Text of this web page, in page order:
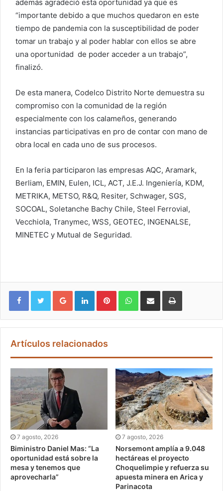
además agradeció esta oportunidad ya que es
“importante debido a que muchos quedaron en este
tiempo de pandemia con la susceptibilidad de poder
tomar un trabajo y al poder hablar con ellos se abre
una oportunidad de poder acceder a un trabajo”,
finalizó.
De esta manera, Codelco Distrito Norte demuestra su
compromiso con la comunidad de la región
especialmente con los calameños, generando
instancias participativas en pro de contar con mano de
obra local en cada uno de sus procesos.
En la feria participaron las empresas AQC, Aramark,
Berliam, EMIN, Eulen, ICL, ACT, J.E.J. Ingeniería, KDM,
METRIKA, METSO, R&Q, Resiter, Schwager, SGS,
SOCOAL, Soletanche Bachy Chile, Steel Ferrovial,
Vecchiola, Tranymec, WSS, GEOTEC, INGENALSE,
MINETEC y Mutual de Seguridad.
Google+ LinkedIn Pinterest WhatsApp
Artículos relacionados
7 agosto, 2026
Biministro Daniel Mas: “La
oportunidad está sobre la
mesa y tenemos que
aprovecharla”
7 agosto, 2026
Norsemont amplía a 9.048
hectáreas el proyecto
Choquelimpie y refuerza su
apuesta minera en Arica y
Parinacota